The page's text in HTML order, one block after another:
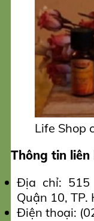
Life Shop
Thông tin liên
Địa chỉ: 515
Quận 10, TP.
Điện thoại: